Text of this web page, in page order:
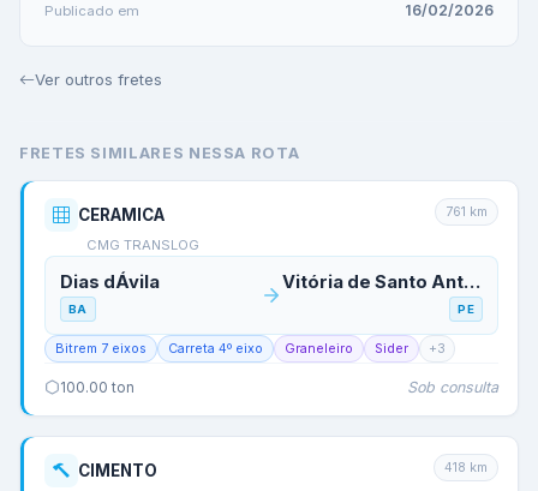
Publicado em 16/02/2026
Ver outros fretes
FRETES SIMILARES NESSA ROTA
CERAMICA
CMG TRANSLOG
761 km
Dias dÁvila
BA
Vitória de Santo Antão
PE
Bitrem 7 eixos Carreta 4º eixo Graneleiro Sider +3
100.00 ton Sob consulta
CIMENTO 418 km